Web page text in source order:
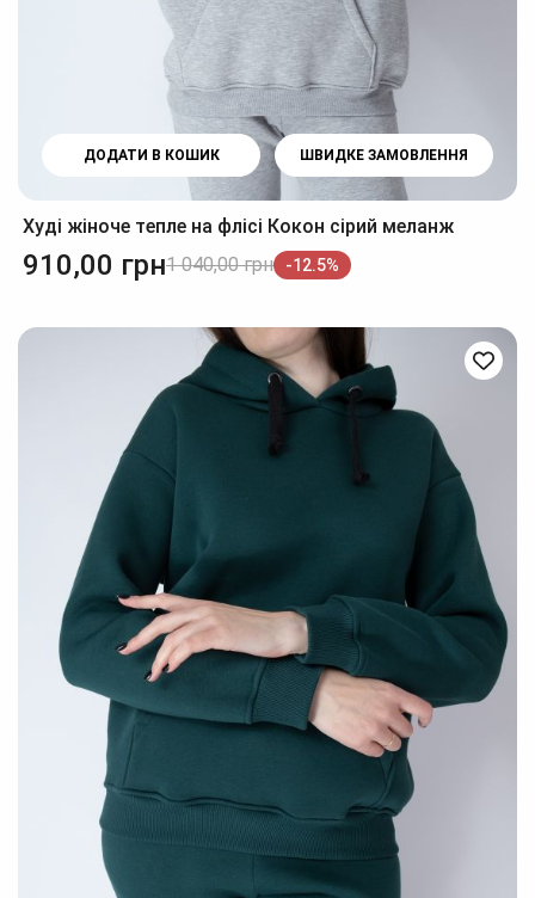
ДОДАТИ В КОШИК ШВИДКЕ ЗАМОВЛЕННЯ
Худі жіноче тепле на флісі Кокон сірий меланж
910,00 грн1 040,00 грн -12.5%